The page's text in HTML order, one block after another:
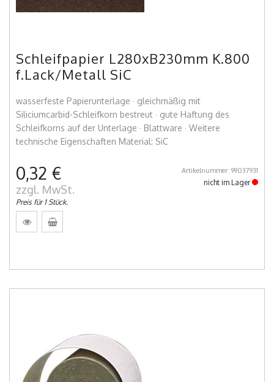
Schleifpapier L280xB230mm K.800
f.Lack/Metall SiC
wasserfeste Papierunterlage · gleichmäßig mit
Siliciumcarbid-Schleifkorn bestreut · gute Haftung des
Schleifkorns auf der Unterlage · Blattware · Weitere
technische Eigenschaften Material: SiC
0,32 €
zzgl. MwSt.
Preis für 1 Stück.
Artikelnummer: 99037931
nicht im Lager